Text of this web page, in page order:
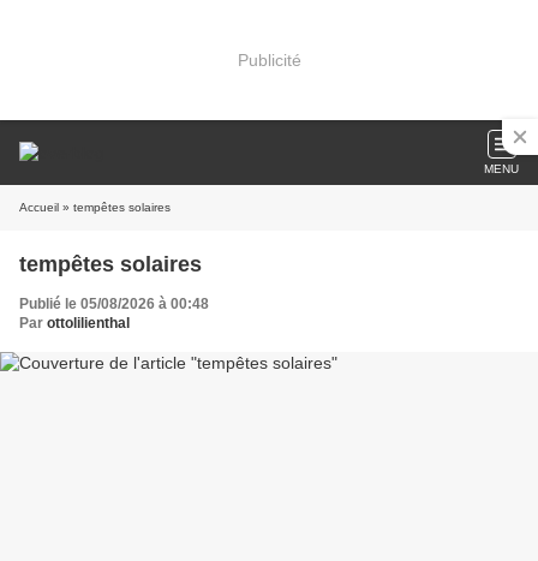
Publicité
MENU
Accueil » tempêtes solaires
tempêtes solaires
Publié le 05/08/2026 à 00:48
Par ottolilienthal